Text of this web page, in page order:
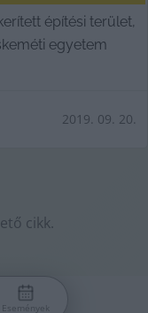
építési terület,
egyetem
2019. 09. 20.
cikk.
Események